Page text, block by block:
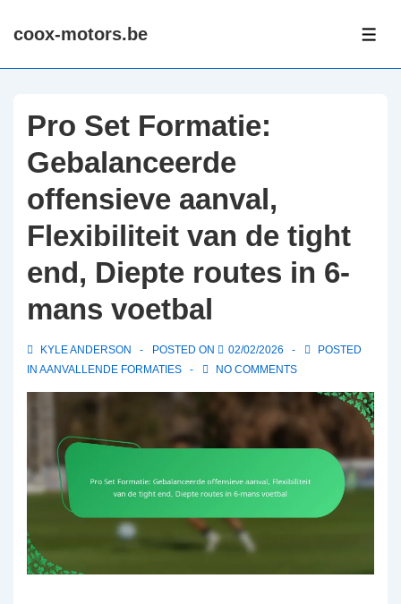
Skipcoox-motors.be
Pro Set Formatie:
Gebalanceerde
offensieve aanval,
Flexibiliteit van de tight
end, Diepte routes in 6-
mans voetbal
KYLE ANDERSON POSTED ON 02/02/2026
POSTED
IN AANVALLENDE FORMATIES NO COMMENTS